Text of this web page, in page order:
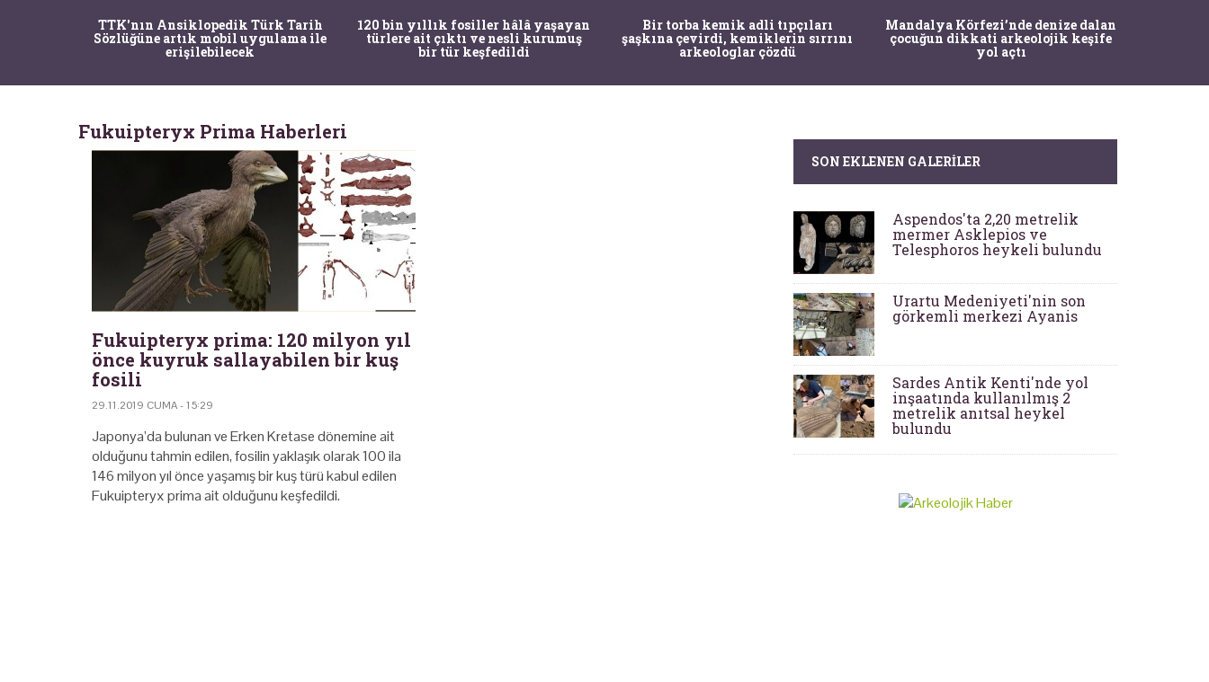
TTK'nın Ansiklopedik Türk Tarih
Sözlüğüne artık mobil uygulama ile
erişilebilecek
120 bin yıllık fosiller hâlâ yaşayan
türlere ait çıktı ve nesli kurumuş
bir tür keşfedildi
Bir torba kemik adli tıpçıları
şaşkına çevirdi, kemiklerin sırrını
arkeologlar çözdü
Mandalya Körfezi’nde denize dalan
çocuğun dikkati arkeolojik keşife
yol açtı
Fukuipteryx Prima Haberleri
Fukuipteryx prima: 120 milyon yıl
önce kuyruk sallayabilen bir kuş
fosili
29.11.2019 CUMA - 15:29
Japonya’da bulunan ve Erken Kretase dönemine ait
olduğunu tahmin edilen, fosilin yaklaşık olarak 100 ila
146 milyon yıl önce yaşamış bir kuş türü kabul edilen
Fukuipteryx prima ait olduğunu keşfedildi.
SON EKLENEN GALERILER
Aspendos'ta 2,20 metrelik
mermer Asklepios ve
Telesphoros heykeli bulundu
Urartu Medeniyeti'nin son
görkemli merkezi Ayanis
Sardes Antik Kenti'nde yol
inşaatında kullanılmış 2
metrelik anıtsal heykel
bulundu